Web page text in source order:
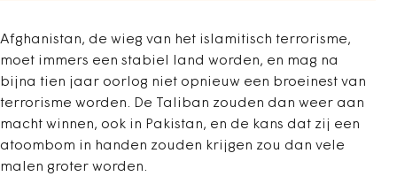
Afghanistan, de wieg van het islamitisch terrorisme,
moet immers een stabiel land worden, en mag na
bijna tien jaar oorlog niet opnieuw een broeinest van
terrorisme worden. De Taliban zouden dan weer aan
macht winnen, ook in Pakistan, en de kans dat zij een
atoombom in handen zouden krijgen zou dan vele
malen groter worden.